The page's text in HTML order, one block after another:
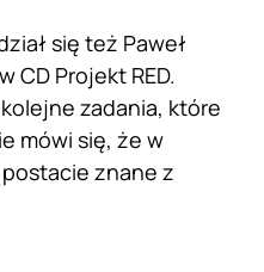
się też Paweł
CD Projekt RED.
zadania, które
mówi się, że w
znane z